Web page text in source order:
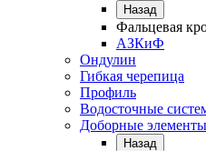
Назад
Фальцевая
АЗКиФ
Ондулин
Гибкая черепица
Профиль
Водосточные
Доборные элементы
Назад